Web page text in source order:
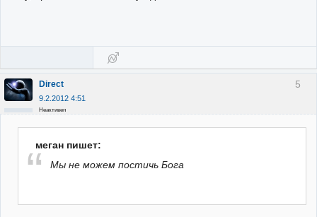
5
Direct
9.2.2012 4:51
Неактивен
меган пишет:
Мы не можем постичь Бога